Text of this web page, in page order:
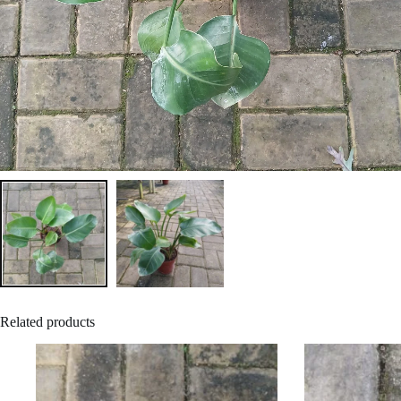
Related products